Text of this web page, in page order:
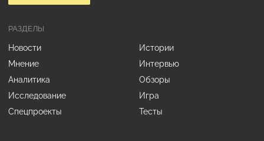
РАЗДЕЛЫ
Новости
Истории
Мнение
Интервью
Аналитика
Обзоры
Исследование
Игра
Спецпроекты
Тесты